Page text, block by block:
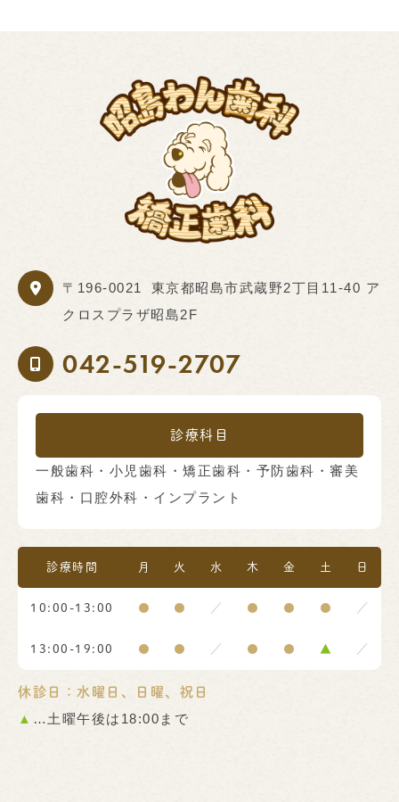
〒196-0021
東京都昭島市武蔵野2丁目11-40 ア
クロスプラザ昭島2F
042-519-2707
診療科目
一般歯科・小児歯科・矯正歯科・予防歯科・審美
歯科・口腔外科・インプラント
診療時間 月 火 水 木 金 土 日
10:00-13:00 ● ● ／ ● ● ● ／
13:00-19:00 ● ● ／ ● ● ▲ ／
休診日：水曜日、日曜、祝日
▲ …土曜午後は18:00まで